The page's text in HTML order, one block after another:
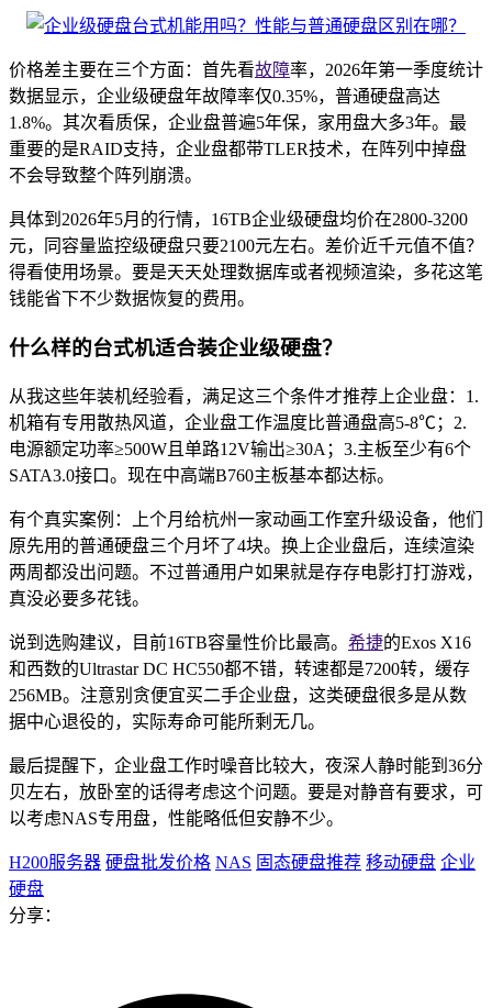
价格差主要在三个方面：首先看故障率，2026年第一季度统计
数据显示，企业级硬盘年故障率仅0.35%，普通硬盘高达
1.8%。其次看质保，企业盘普遍5年保，家用盘大多3年。最
重要的是RAID支持，企业盘都带TLER技术，在阵列中掉盘
不会导致整个阵列崩溃。
具体到2026年5月的行情，16TB企业级硬盘均价在2800-3200
元，同容量监控级硬盘只要2100元左右。差价近千元值不值？
得看使用场景。要是天天处理数据库或者视频渲染，多花这笔
钱能省下不少数据恢复的费用。
什么样的台式机适合装企业级硬盘？
从我这些年装机经验看，满足这三个条件才推荐上企业盘：1.
机箱有专用散热风道，企业盘工作温度比普通盘高5-8℃；2.
电源额定功率≥500W且单路12V输出≥30A；3.主板至少有6个
SATA3.0接口。现在中高端B760主板基本都达标。
有个真实案例：上个月给杭州一家动画工作室升级设备，他们
原先用的普通硬盘三个月坏了4块。换上企业盘后，连续渲染
两周都没出问题。不过普通用户如果就是存存电影打打游戏，
真没必要多花钱。
说到选购建议，目前16TB容量性价比最高。 希捷的Exos X16
和西数的Ultrastar DC HC550都不错，转速都是7200转，缓存
256MB。注意别贪便宜买二手企业盘，这类硬盘很多是从数
据中心退役的，实际寿命可能所剩无几。
最后提醒下，企业盘工作时噪音比较大，夜深人静时能到36分
贝左右，放卧室的话得考虑这个问题。要是对静音有要求，可
以考虑NAS专用盘，性能略低但安静不少。
H200服务器 硬盘批发价格 NAS 固态硬盘推荐 移动硬盘 企业
硬盘
分享：